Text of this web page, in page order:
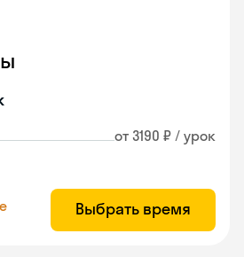
от 3190 ₽ / урок
Выбрать время